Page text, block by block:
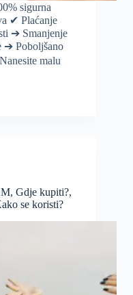
sigurna
✔ Plaćanje
➔ Smanjenje
➔ Poboljšano
malu
Gdje kupiti?,
se koristi?